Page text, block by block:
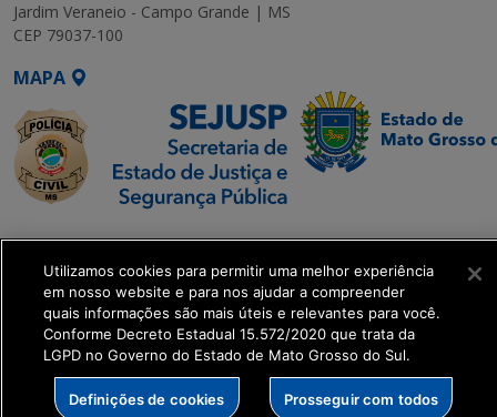
Jardim Veraneio - Campo Grande | MS
CEP 79037-100
MAPA
SETDIG | Secretaria-
Executiva de
Transformação Digital
get_footer();
Utilizamos cookies para permitir uma melhor experiência
em nosso website e para nos ajudar a compreender
quais informações são mais úteis e relevantes para você.
Conforme Decreto Estadual 15.572/2020 que trata da
LGPD no Governo do Estado de Mato Grosso do Sul.
Definições de cookies Prosseguir com todos